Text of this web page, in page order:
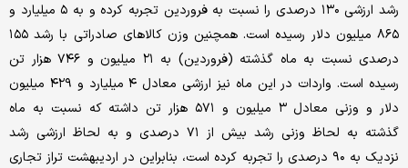
رشد ارزشی ۱۳۰ درصدی را نسبت به فروردین تجربه کرده و به ۵ میلیارد و
۸۶۵ میلیون دلار رسیده است. همچنین وزن کالاهای صادراتی با رشد ۱۵۵
درصدی نسبت به ماه گذشته (فروردین) به ۲۱ میلیون و ۷۴۶ هزار تن
رسیده است. واردات در این ماه نیز ارزشی معادل ۴ میلیارد و ۴۲۹ میلیون
دلار و وزنی معادل ۳ میلیون و ۵۷۱ هزار تن داشته که نسبت به ماه
گذشته به لحاظ وزنی رشد بیش از ۷۱ درصدی و به لحاظ ارزشی رشد
نزدیک به ۹۰ درصدی را تجربه کرده است، بنابراین در اردیبهشت تراز تجاری